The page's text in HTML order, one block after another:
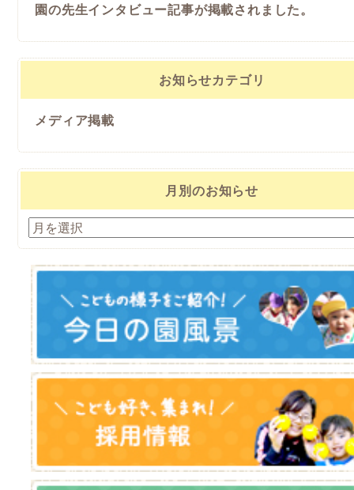
園の先生インタビュー記事が掲載されました。
お知らせカテゴリ
メディア掲載
月別のお知らせ